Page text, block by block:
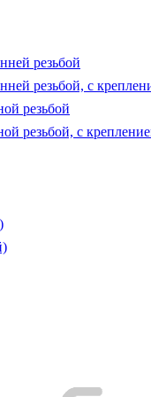
резьбой
резьбой, с
резьбой
резьбой, с